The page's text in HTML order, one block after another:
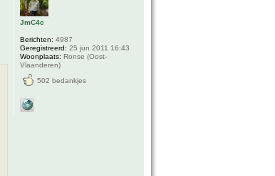
JmC4c
Berichten: 4987
Geregistreerd: 25 jun 2011 16:43
Woonplaats: Ronse (Oost-
Vlaanderen)
502 bedankjes